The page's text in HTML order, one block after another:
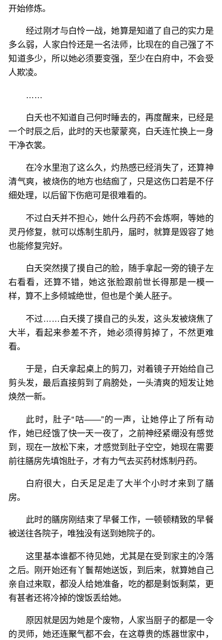
开始修炼。
经过刚才与白怜一战，她算是知道了自己的实力是
多么弱，人家白怜还是一名法师，比现在的自己强了不
知道多少，所以她必须要变强，至少在白府中，不会受
人欺凌。
……
白夭也不知道自己何时睡去的，再度醒来，已经是
一个时辰之后，此时的天也蒙蒙亮，白夭连忙换上一身
干净衣裳。
在冷水里泡了这么久，灼热感已经消失了，还算神
清气爽，被烧伤的地方也结痂了，只是这伤口若是不仔
细处理，以后留下伤疤可是很难看的。
不过白夭并不担心，她什么丹药不会炼啊，等她的
灵丹修复，就可以炼制生肌丹，届时，就算是毁容了她
也能修复完好。
白夭突然摸了摸自己的脸，随手拿起一旁的镜子左
右看看，还算不错，她这张脸跟前世长得那是一模一
样，算不上多倾城绝世，但也是个美人胚子。
不过……白夭摸了摸自己的头发，这头发被烧焦了
大半，看起来参差不齐，她必须得剪掉了，不然更难
看。
于是，白夭拿起桌上的剪刀，对着镜子开始给自己
剪头发，最后直接剪到了肩膀处，一头清爽的短发让她
焕然一新。
此时，肚子“咕——”的一声，让她停止了所有动
作，她已经饿了快一天一夜了，之前神经紧绷没有感觉
到，现在一放松下来，才感觉到肚子空空，她现在需要
前往膳房先填饱肚子，才有力气去买药材炼制丹药。
白府很大，白夭足足走了大半个小时才来到了膳
房。
此时的膳房刚结束了早餐工作，一顿顿精致的早餐
被送往各院子，唯独没有送到她院子的。
这里基本谁都不待见她，尤其是在受到家主的冷落
之后。刚开始还有丫鬟帮她送饭，到后来，就算她自己
亲自过来取，都没人给她准备，吃的都是剩饭剩菜，更
有甚者还将冷掉的馊饭丢给她。
原因就是因为她是个废物，人家当厨子的都是一令
的灵师，她还连聚气都不会，在这尊贵的炼器世家中，